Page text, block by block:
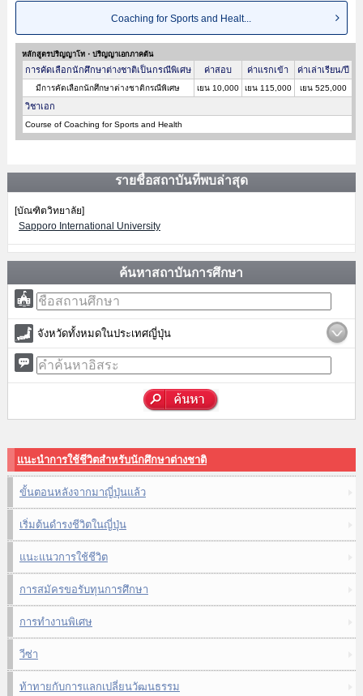
Coaching for Sports and Healt...
หลักสูตรปริญญาโท・ปริญญาเอกภาคต้น
การคัดเลือกนักศึกษาต่างชาติเป็นกรณีพิเศษ ค่าสอบ ค่าแรกเข้า ค่าเล่าเรียน/ปี
มีการคัดเลือกนักศึกษาต่างชาติกรณีพิเศษ เยน 10,000 เยน 115,000 เยน 525,000
วิชาเอก
Course of Coaching for Sports and Health
รายชื่อสถาบันที่พบล่าสุด
[บัณฑิตวิทยาลัย]
Sapporo International University
ค้นหาสถาบันการศึกษา
จังหวัดทั้งหมดในประเทศญี่ปุ่น
แนะนำการใช้ชีวิตสำหรับนักศึกษาต่างชาติ
ขั้นตอนหลังจากมาญี่ปุ่นแล้ว
เริ่มต้นดำรงชีวิตในญี่ปุ่น
แนะแนวการใช้ชีวิต
การสมัครขอรับทุนการศึกษา
การทำงานพิเศษ
วีซ่า
ท้าทายกับการแลกเปลี่ยนวัฒนธรรม